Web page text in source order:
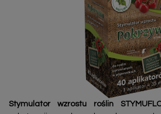
Stymulator wzrostu roślin